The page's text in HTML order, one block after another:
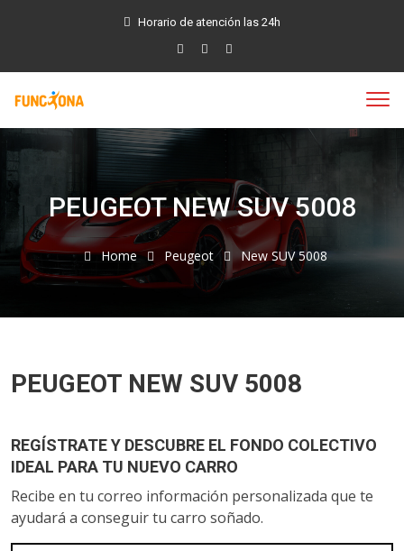
Horario de atención las 24h
PEUGEOT NEW SUV 5008
Home Peugeot New SUV 5008
PEUGEOT NEW SUV 5008
REGÍSTRATE Y DESCUBRE EL FONDO COLECTIVO
IDEAL PARA TU NUEVO CARRO
Recibe en tu correo información personalizada que te
ayudará a conseguir tu carro soñado.